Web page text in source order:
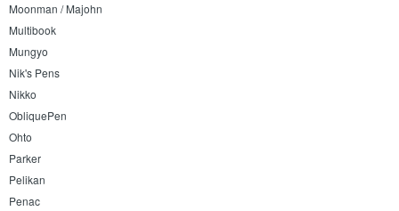
Moonman / Majohn
Multibook
Mungyo
Nik's Pens
Nikko
ObliquePen
Ohto
Parker
Pelikan
Penac